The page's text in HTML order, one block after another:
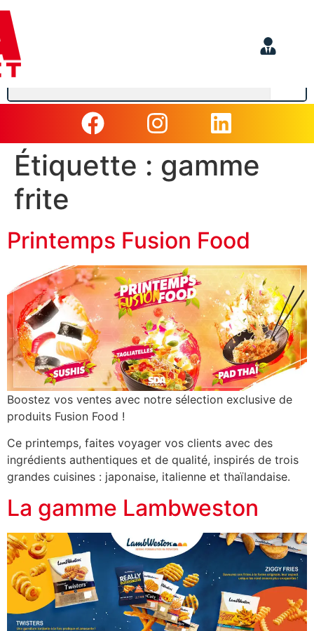
Étiquette : gamme
frite
Printemps Fusion Food
Boostez vos ventes avec notre sélection exclusive de
produits Fusion Food !
Ce printemps, faites voyager vos clients avec des
ingrédients authentiques et de qualité, inspirés de trois
grandes cuisines : japonaise, italienne et thaïlandaise.
La gamme Lambweston